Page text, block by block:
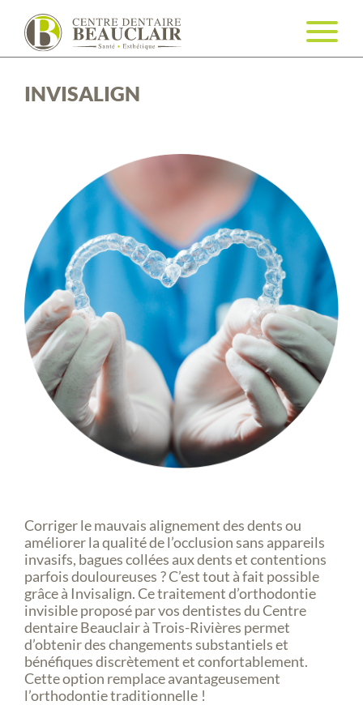
INVISALIGN
Corriger le mauvais alignement des dents ou
améliorer la qualité de l’occlusion sans appareils
invasifs, bagues collées aux dents et contentions
parfois douloureuses ? C’est tout à fait possible
grâce à Invisalign. Ce traitement d’orthodontie
invisible proposé par vos dentistes du Centre
dentaire Beauclair à Trois-Rivières permet
d’obtenir des changements substantiels et
bénéfiques discrètement et confortablement.
Cette option remplace avantageusement
l’orthodontie traditionnelle !